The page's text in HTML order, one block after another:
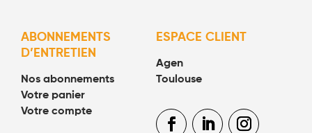
ABONNEMENTS
D’ENTRETIEN
Nos abonnements
Votre panier
Votre compte
ESPACE CLIENT
Agen
Toulouse